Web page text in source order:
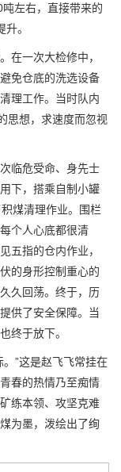
左右，直接带来的
。
一次大检修中，
免仓底的洗选设备
理工作。当时队内
思想，求速度而忽视
临危受命、身先士
下，搭乘自制小罐
煤清理作业。围栏
个人心底都很清
五指的仓内作业，
的身形控制重心的
久回荡。终于，历
供了安全保障。当
终于放下。
”这是赵飞飞常挂在
春的热情乃至痴情
练本领、攻坚克难
为墨，泼绘出了绚